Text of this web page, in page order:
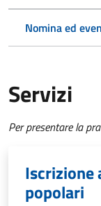
Nomina ed
Servizi
Per presentare la
Iscrizione
popolari